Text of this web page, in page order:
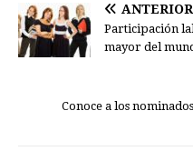
ANTERIOR
Participación
mayor del
Conoce a los